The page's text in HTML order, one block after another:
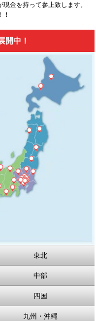
金を持って参上致します。
開中！
東北
中部
四国
九州・沖縄